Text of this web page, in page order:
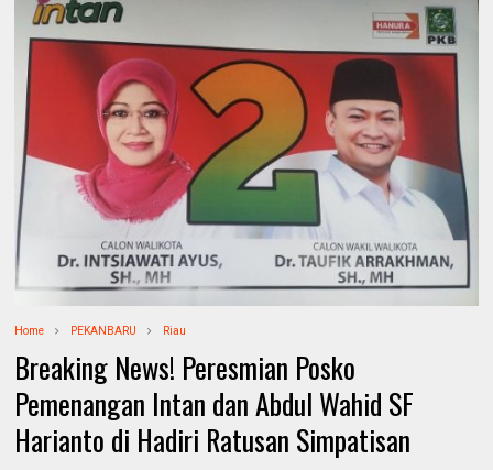
Home PEKANBARU Riau
Breaking News! Peresmian Posko
Pemenangan Intan dan Abdul Wahid SF
Harianto di Hadiri Ratusan Simpatisan